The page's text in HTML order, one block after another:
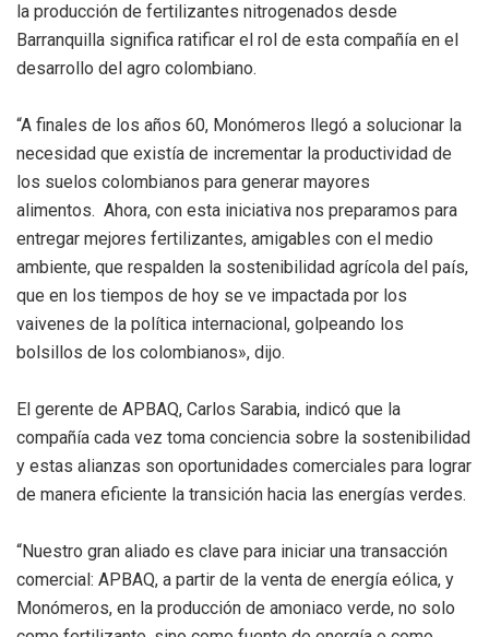
la producción de fertilizantes nitrogenados desde
Barranquilla significa ratificar el rol de esta compañía en el
desarrollo del agro colombiano.
“A finales de los años 60, Monómeros llegó a solucionar la
necesidad que existía de incrementar la productividad de
los suelos colombianos para generar mayores
alimentos. Ahora, con esta iniciativa nos preparamos para
entregar mejores fertilizantes, amigables con el medio
ambiente, que respalden la sostenibilidad agrícola del país,
que en los tiempos de hoy se ve impactada por los
vaivenes de la política internacional, golpeando los
bolsillos de los colombianos», dijo.
El gerente de APBAQ, Carlos Sarabia, indicó que la
compañía cada vez toma conciencia sobre la sostenibilidad
y estas alianzas son oportunidades comerciales para lograr
de manera eficiente la transición hacia las energías verdes.
“Nuestro gran aliado es clave para iniciar una transacción
comercial: APBAQ, a partir de la venta de energía eólica, y
Monómeros, en la producción de amoniaco verde, no solo